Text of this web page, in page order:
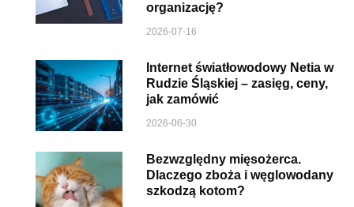
organizację?
2026-07-16
Internet światłowodowy Netia w
Rudzie Śląskiej – zasięg, ceny,
jak zamówić
2026-06-30
Bezwzględny mięsożerca.
Dlaczego zboża i węglowodany
szkodzą kotom?